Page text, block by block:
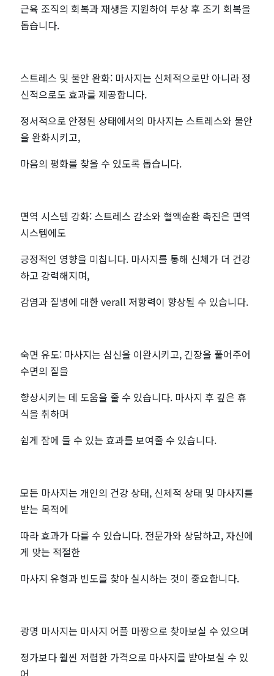
근육 조직의 회복과 재생을 지원하여 부상 후 조기 회복을
돕습니다.
스트레스 및 불안 완화: 마사지는 신체적으로만 아니라 정
신적으로도 효과를 제공합니다.
정서적으로 안정된 상태에서의 마사지는 스트레스와 불안
을 완화시키고,
마음의 평화를 찾을 수 있도록 돕습니다.
면역 시스템 강화: 스트레스 감소와 혈액순환 촉진은 면역
시스템에도
긍정적인 영향을 미칩니다. 마사지를 통해 신체가 더 건강
하고 강력해지며,
감염과 질병에 대한 verall 저항력이 향상될 수 있습니다.
숙면 유도: 마사지는 심신을 이완시키고, 긴장을 풀어주어
수면의 질을
향상시키는 데 도움을 줄 수 있습니다. 마사지 후 깊은 휴
식을 취하며
쉽게 잠에 들 수 있는 효과를 보여줄 수 있습니다.
모든 마사지는 개인의 건강 상태, 신체적 상태 및 마사지를
받는 목적에
따라 효과가 다를 수 있습니다. 전문가와 상담하고, 자신에
게 맞는 적절한
마사지 유형과 빈도를 찾아 실시하는 것이 중요합니다.
광명 마사지는 마사지 어플 마짱으로 찾아보실 수 있으며
정가보다 훨씬 저렴한 가격으로 마사지를 받아보실 수 있